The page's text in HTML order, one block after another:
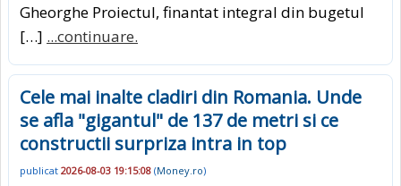
Gheorghe Proiectul, finantat integral din bugetul
[…] ...continuare.
Cele mai inalte cladiri din Romania. Unde
se afla "gigantul" de 137 de metri si ce
constructii surpriza intra in top
publicat 2026-08-03 19:15:08 (Money.ro)